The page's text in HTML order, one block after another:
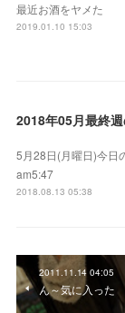
最近お酒をヤメた
2019.01.10 15:03
2018年05月最終
5月28日(月曜日)今日
am5:47
2018.08.13 05:38
2011.11.14 04:05
ん～気に入った